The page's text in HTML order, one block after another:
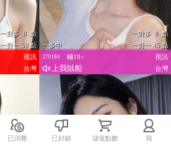
一對多 8 點
一對一 50 點
視訊
台灣
一多中
一對多 8 點
一對一 45 點
輔18+
視訊
270184
上我賊船 台灣
已消費 已封鎖 儲值點數 我